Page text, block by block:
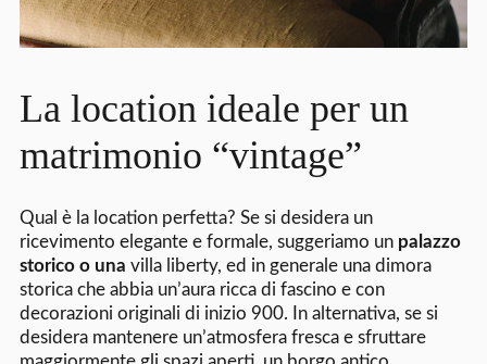
La location ideale per un
matrimonio “vintage”
Qual è la location perfetta? Se si desidera un
ricevimento elegante e formale, suggeriamo un palazzo
storico o una villa liberty, ed in generale una dimora
storica che abbia un’aura ricca di fascino e con
decorazioni originali di inizio 900. In alternativa, se si
desidera mantenere un’atmosfera fresca e sfruttare